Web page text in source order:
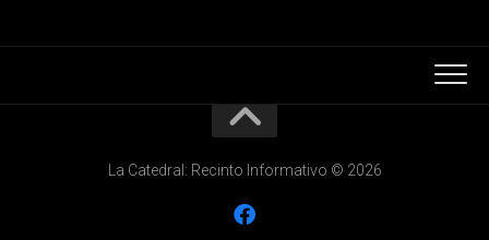
La Catedral: Recinto Informativo © 2026